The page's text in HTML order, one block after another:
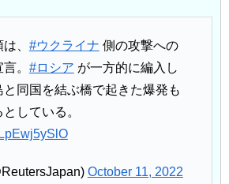
、 #ウクライナ 側の攻撃への
。 #ロシア が一方的に編入し
同国を結ぶ橋で起きた爆発も
している。
October 11, 2022